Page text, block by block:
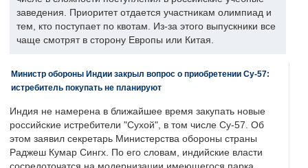
заведения. Приоритет отдается участникам олимпиад и
тем, кто поступает по квотам. Из-за этого выпускники все
чаще смотрят в сторону Европы или Китая.
Министр обороны Индии закрыл вопрос о приобретении Су-57:
истребитель покупать не планируют
Индия не намерена в ближайшее время закупать новые
российские истребители "Сухой", в том числе Су-57. Об
этом заявил секретарь Министерства обороны страны
Раджеш Кумар Сингх. По его словам, индийские власти